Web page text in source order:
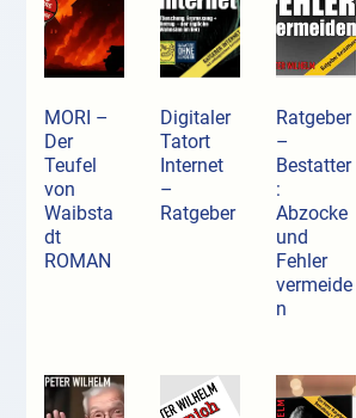
MORI –
Der
Teufel
von
Waibsta
dt
ROMAN
Digitaler
Tatort
Internet
–
Ratgeber
Ratgeber
–
Bestatter
:
Abzocke
und
Fehler
vermeide
n